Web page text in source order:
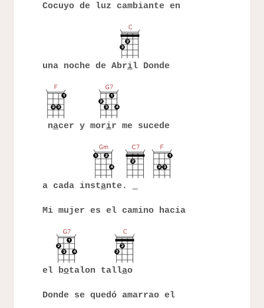
Cocuyo de luz cambiante en
una noche de Abril Donde
nacer y morir me sucede
a cada instante.
Mi mujer es el camino hacia
el botalon tallao
Donde se quedó amarrao el